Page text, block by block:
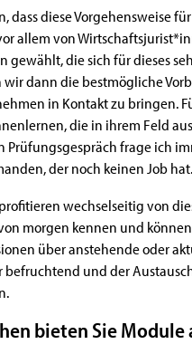
dass diese Vorgehensweise
allem von
gewählt, die sich für dieses
dann die bestmögliche
in Kontakt zu bringen.
die in ihrem Feld
Prüfungsgespräch frage ich
der noch keinen Job hat.
wechselseitig von
morgen kennen und
über anstehende oder
befruchtend und der
bieten Sie Module